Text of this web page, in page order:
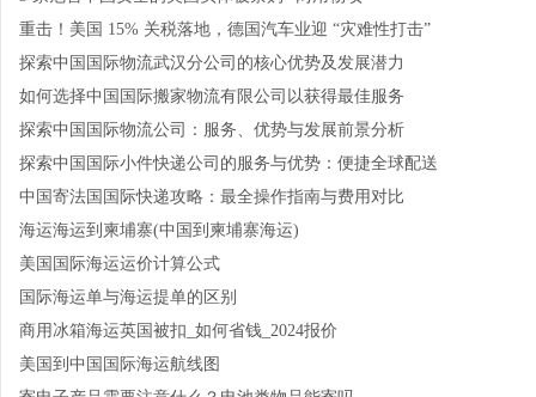
重击！美国 15% 关税落地，德国汽车业迎 “灾难性打击”
探索中国国际物流武汉分公司的核心优势及发展潜力
如何选择中国国际搬家物流有限公司以获得最佳服务
探索中国国际物流公司：服务、优势与发展前景分析
探索中国国际小件快递公司的服务与优势：便捷全球配送
中国寄法国国际快递攻略：最全操作指南与费用对比
海运海运到柬埔寨(中国到柬埔寨海运)
美国国际海运运价计算公式
国际海运单与海运提单的区别
商用冰箱海运英国被扣_如何省钱_2024报价
美国到中国国际海运航线图